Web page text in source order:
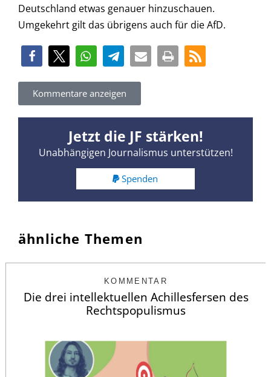
Deutschland etwas genauer hinzuschauen.
Umgekehrt gilt das übrigens auch für die AfD.
Kommentare anzeigen
Jetzt die JF stärken!
Unabhängigen Journalismus unterstützen!
Spenden
ähnliche Themen
KOMMENTAR
Die drei intellektuellen Achillesfersen des
Rechtspopulismus